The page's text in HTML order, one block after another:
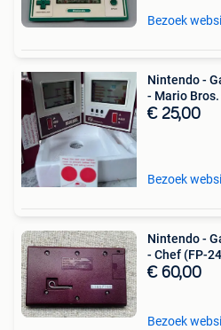
Bezoek
Nintendo -
- Mario Bros.
€ 25,00
Bezoek
Nintendo -
- Chef (FP-
€ 60,00
Bezoek